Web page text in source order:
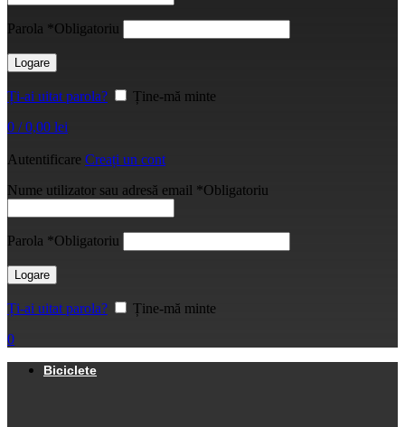
Parola *Obligatoriu
Logare
Ți-ai uitat parola?
Ține-mă minte
0 / 0,00 lei
Autentificare Creați un cont
Nume utilizator sau adresă email *Obligatoriu
Parola *Obligatoriu
Logare
Ți-ai uitat parola?
Ține-mă minte
0
Biciclete